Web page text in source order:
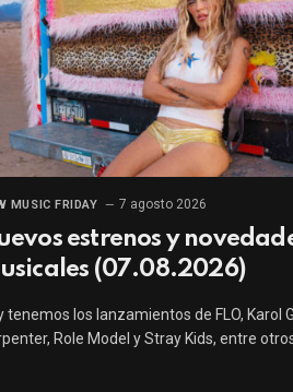
MUSIC FRIDAY 7 agosto 2026
estrenos y
(07.08.2026)
tenemos los lanzamientos de FLO, Karol
Role Model y Stray Kids, entre